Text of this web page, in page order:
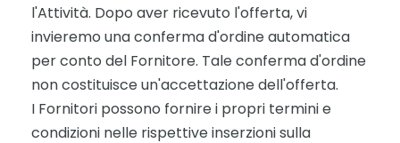
l'Attività. Dopo aver ricevuto l'offerta, vi
invieremo una conferma d'ordine automatica
per conto del Fornitore. Tale conferma d'ordine
non costituisce un'accettazione dell'offerta.
I Fornitori possono fornire i propri termini e
condizioni nelle rispettive inserzioni sulla